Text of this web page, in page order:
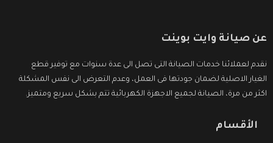
عن صيانة وايت بوينت
نقدم لعملائنا خدمات الصيانة التى تصل الى عدة سنوات مع توفير قطع
الغيار الاصلية لضمان جودتها فى العمل، وعدم التعرض الى نفس المشكلة
اكثر من مرة، الصيانة لجميع الاجهزة الكهربائية تتم بشكل سريع ومتميز.
الأقسام